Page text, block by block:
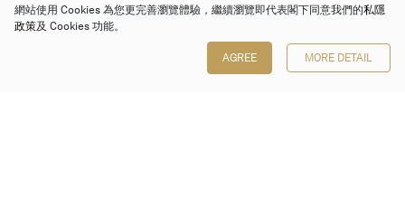
網站使用 Cookies 為您更完善瀏覽體驗，繼續瀏覽即代表閣下同意我們的私隱
政策及 Cookies 功能。
AGREE MORE DETAIL